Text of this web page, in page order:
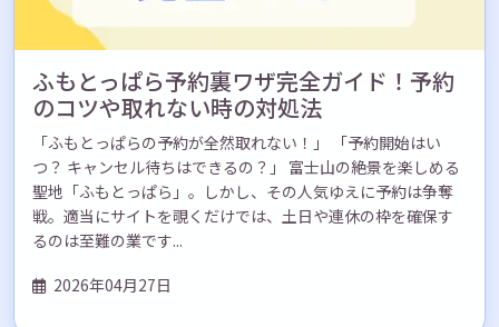
ふもとっぱら予約裏ワザ完全ガイド！予約
のコツや取れない時の対処法
「ふもとっぱらの予約が全然取れない！」 「予約開始はい
つ？ キャンセル待ちはできるの？」 富士山の絶景を楽しめる
聖地「ふもとっぱら」。しかし、その人気ゆえに予約は争奪
戦。適当にサイトを覗くだけでは、土日や連休の枠を確保す
るのは至難の業です...
2026年04月27日